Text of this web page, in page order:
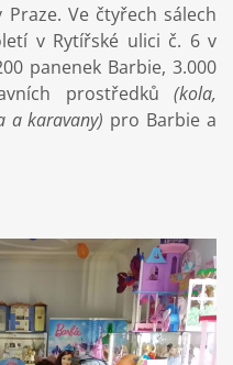
Ve čtyřech sálech
v Rytířské ulici č. 6 v
panenek Barbie, 3.000
prostředků (kola,
a karavany) pro Barbie a